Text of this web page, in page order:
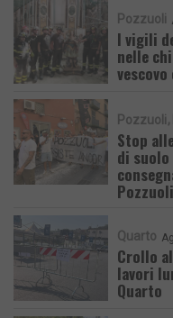
Pozzuoli
I vigili
nelle
Pozzuoli
Stop
di
Pozzuoli
Quarto
Crollo
lavori
Quarto